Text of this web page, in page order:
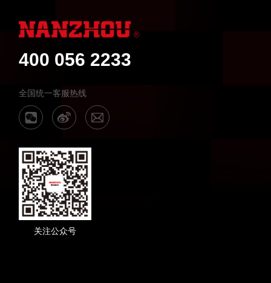
400 056 2233
全国统一客服热线
关注公众号